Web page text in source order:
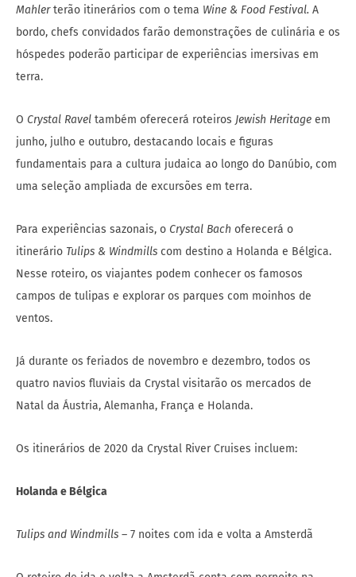
Mahlerterão itinerários com o tema Wine & Food Festival. A
bordo, chefs convidados farão demonstrações de culinária e os
hóspedes poderão participar de experiências imersivas em
terra.
O Crystal Ravel também oferecerá roteiros Jewish Heritage em
junho, julho e outubro, destacando locais e figuras
fundamentais para a cultura judaica ao longo do Danúbio, com
uma seleção ampliada de excursões em terra.
Para experiências sazonais, o Crystal Bach oferecerá o
itinerário Tulips & Windmills com destino a Holanda e Bélgica.
Nesse roteiro, os viajantes podem conhecer os famosos
campos de tulipas e explorar os parques com moinhos de
ventos.
Já durante os feriados de novembro e dezembro, todos os
quatro navios fluviais da Crystal visitarão os mercados de
Natal da Áustria, Alemanha, França e Holanda.
Os itinerários de 2020 da Crystal River Cruises incluem:
Holanda e Bélgica
Tulips and Windmills – 7 noites com ida e volta a Amsterdã